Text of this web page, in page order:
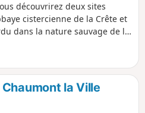
découvrirez deux sites
cistercienne de la Crête et
dans la nature sauvage de la
la Ville